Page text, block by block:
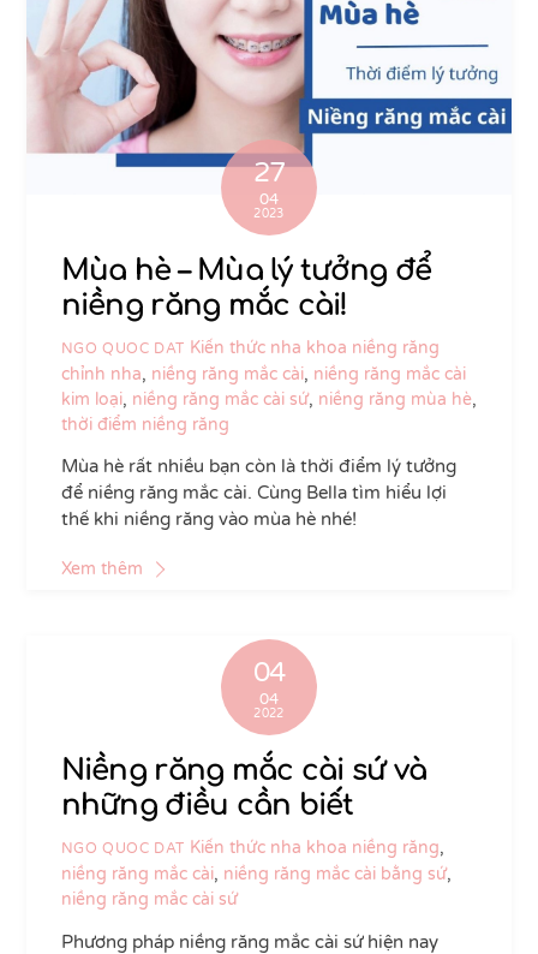
27
04
2023
Mùa hè – Mùa lý tưởng để
niềng răng mắc cài!
NGO QUOC DAT Kiến thức nha khoa niềng răng
chỉnh nha, niềng răng mắc cài, niềng răng mắc cài
kim loại, niềng răng mắc cài sứ, niềng răng mùa hè,
thời điểm niềng răng
Mùa hè rất nhiều bạn còn là thời điểm lý tưởng
để niềng răng mắc cài. Cùng Bella tìm hiểu lợi
thế khi niềng răng vào mùa hè nhé!
Xem thêm
04
04
2022
Niềng răng mắc cài sứ và
những điều cần biết
NGO QUOC DAT Kiến thức nha khoa niềng răng,
niềng răng mắc cài, niềng răng mắc cài bằng sứ,
niềng răng mắc cài sứ
Phương pháp niềng răng mắc cài sứ hiện nay